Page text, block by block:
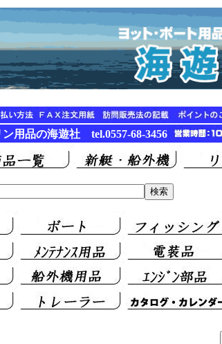
ン用品の海遊社 tel.0557-68-3456